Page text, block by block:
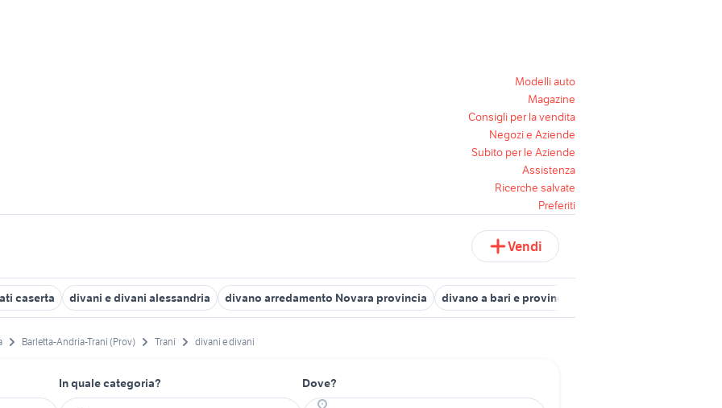
Modelli auto
Magazine
Consigli per la vendita
Negozi e Aziende
Subito per le Aziende
Assistenza
Ricerche salvate
Preferiti
Vendi
caserta divani e divani alessandria divano arredamento Novara provincia divano a bari e provincia
Barletta-Andria-Trani (Prov) Trani divani e divani
In quale categoria? Dove?